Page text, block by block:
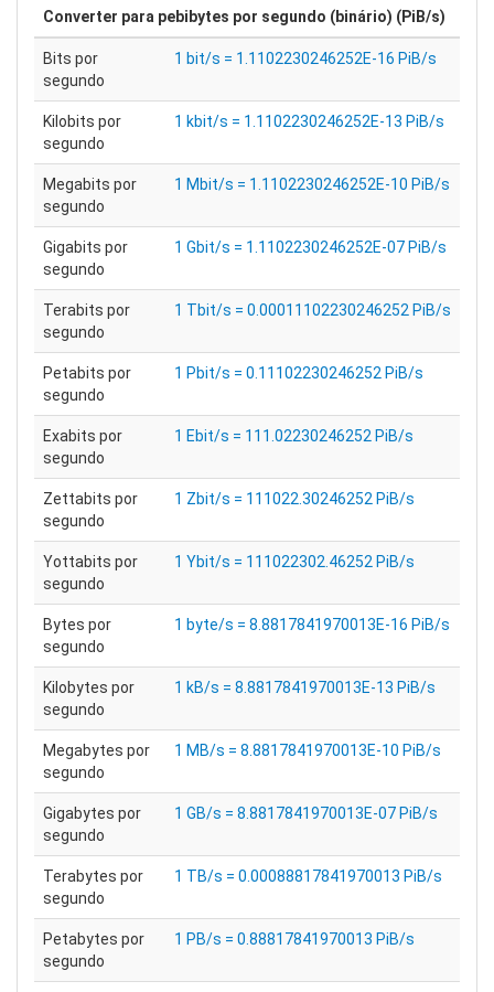
Converter para pebibytes por segundo (binário) (PiB/s)
Bits por
segundo
1 bit/s = 1.1102230246252E-16 PiB/s
Kilobits por
segundo
1 kbit/s = 1.1102230246252E-13 PiB/s
Megabits por
segundo
1 Mbit/s = 1.1102230246252E-10 PiB/s
Gigabits por
segundo
1 Gbit/s = 1.1102230246252E-07 PiB/s
Terabits por
segundo
1 Tbit/s = 0.00011102230246252 PiB/s
Petabits por
segundo
1 Pbit/s = 0.11102230246252 PiB/s
Exabits por
segundo
1 Ebit/s = 111.02230246252 PiB/s
Zettabits por
segundo
1 Zbit/s = 111022.30246252 PiB/s
Yottabits por
segundo
1 Ybit/s = 111022302.46252 PiB/s
Bytes por
segundo
1 byte/s = 8.8817841970013E-16 PiB/s
Kilobytes por
segundo
1 kB/s = 8.8817841970013E-13 PiB/s
Megabytes por
segundo
1 MB/s = 8.8817841970013E-10 PiB/s
Gigabytes por
segundo
1 GB/s = 8.8817841970013E-07 PiB/s
Terabytes por
segundo
1 TB/s = 0.00088817841970013 PiB/s
Petabytes por
segundo
1 PB/s = 0.88817841970013 PiB/s